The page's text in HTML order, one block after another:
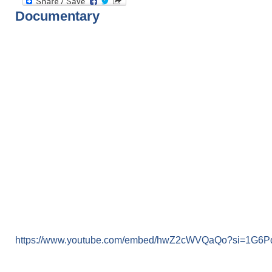
Documentary
https://www.youtube.com/embed/